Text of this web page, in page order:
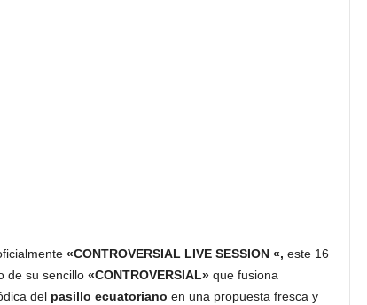
«CONTROVERSIAL LIVE SESSION «, este 16
de su sencillo «CONTROVERSIAL»que fusiona
del pasillo ecuatoriano en una propuesta fresca y